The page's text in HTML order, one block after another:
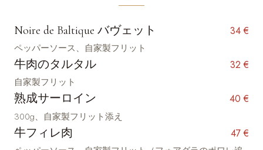
Noire de Baltique バヴェット 34 €
ペッパーソース、自家製フリット
牛肉のタルタル 32 €
自家製フリット
熟成サーロイン 40 €
300g、自家製フリット添え
牛フィレ肉 47 €